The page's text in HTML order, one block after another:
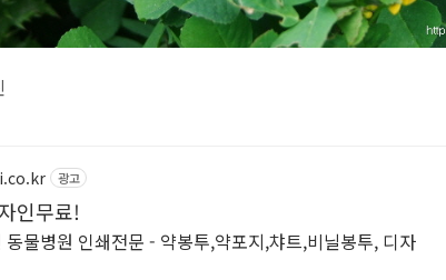
광고
인무료!
동물병원 인쇄전문 - 약봉투,약포지,챠트,비닐봉투, 디자